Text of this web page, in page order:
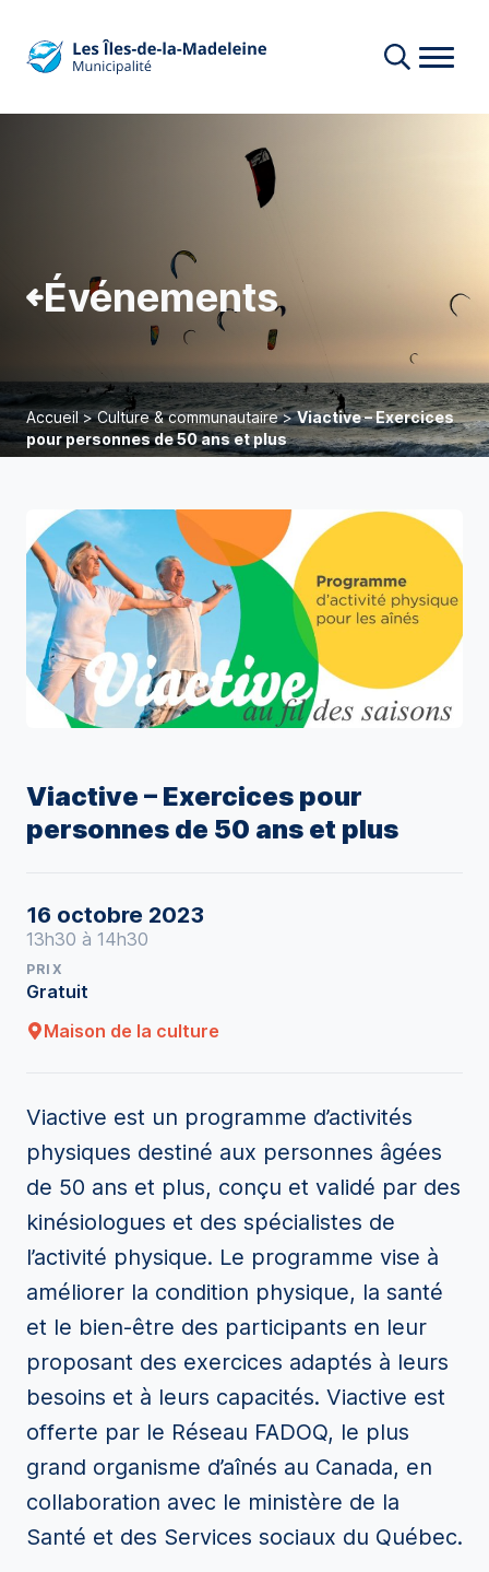
Événements
Accueil>Culture & communautaire>Viactive – Exercices
pour personnes de 50 ans et plus
Viactive – Exercices pour
personnes de 50 ans et plus
16 octobre 2023
13h30 à 14h30
PRIX
Gratuit
Maison de la culture
Viactive est un programme d’activités
physiques destiné aux personnes âgées
de 50 ans et plus, conçu et validé par des
kinésiologues et des spécialistes de
l’activité physique. Le programme vise à
améliorer la condition physique, la santé
et le bien-être des participants en leur
proposant des exercices adaptés à leurs
besoins et à leurs capacités. Viactive est
offerte par le Réseau FADOQ, le plus
grand organisme d’aînés au Canada, en
collaboration avec le ministère de la
Santé et des Services sociaux du Québec.